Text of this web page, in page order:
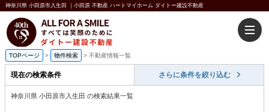
神奈川県 小田原市入生田 ｜小田原 不動産 ハートマイホーム ダイトー建設不動産
TOPページ > 物件検索 > 不動産情報一覧
現在の検索条件 さらに条件を絞り込む
神奈川県 小田原市入生田 の検索結果一覧